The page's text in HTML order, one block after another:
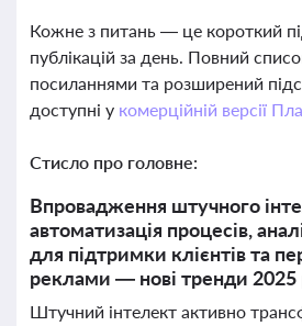
Кожне з питань — це короткий
публікацій за день. Повний
посиланнями та розширений
доступні у комерційній версії
Стисло про головне:
Впровадження штучного
автоматизація процесів,
для підтримки клієнтів та
реклами — нові тренди 2025
Штучний інтелект активно